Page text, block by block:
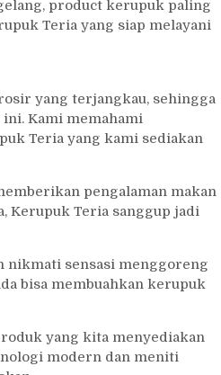
product kerupuk paling
Teria yang siap melayani
yang terjangkau, sehingga
Kami memahami
Teria yang kami sediakan
pengalaman makan
Kerupuk Teria sanggup jadi
nikmati sensasi menggoreng
bisa membuahkan kerupuk
yang kita menyediakan
modern dan meniti